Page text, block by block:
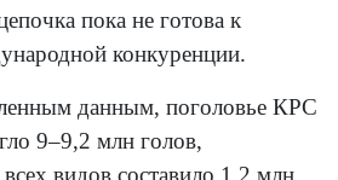
пока не готова к
конкуренции.
данным, поголовье КРС
9–9,2 млн голов,
видов составило 1,2 млн